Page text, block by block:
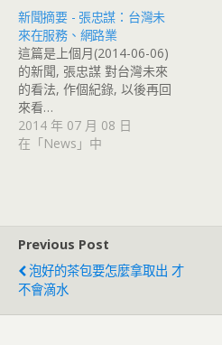
新聞摘要 - 張忠謀：台灣未
來在服務、網路業
這篇是上個月(2014-06-06)
的新聞, 張忠謀 對台灣未來
的看法, 作個紀錄, 以後再回
來看…
2014 年 07 月 08 日
在「News」中
Previous Post
泡好的茶包要怎麼拿取出 才
不會滴水